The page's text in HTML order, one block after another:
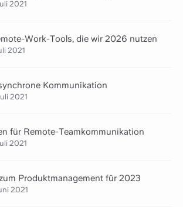
2021
Work-Tools, die wir 2026 nutzen
2021
Kommunikation
2021
für Remote-Teamkommunikation
2021
Produktmanagement für 2023
2021